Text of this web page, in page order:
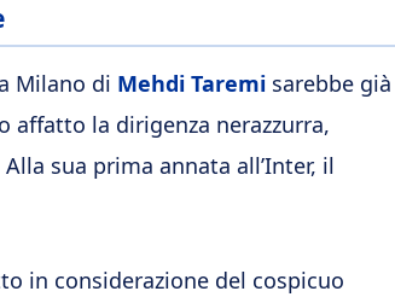
Milano di Mehdi Taremi sarebbe già
affatto la dirigenza nerazzurra,
sua prima annata all’Inter, il
in considerazione del cospicuo